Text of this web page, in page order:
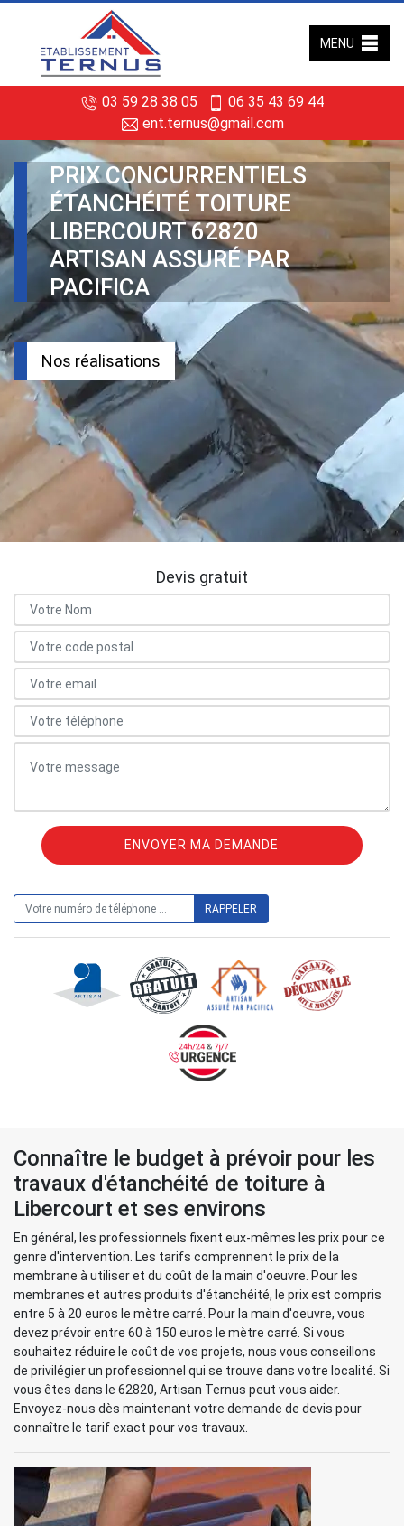
03 59 28 38 05
06 35 43 69 44
ent.ternus@gmail.com
MENU
PRIX CONCURRENTIELS
ÉTANCHÉITÉ TOITURE
LIBERCOURT 62820
ARTISAN ASSURÉ PAR
PACIFICA
Nos réalisations
Devis gratuit
Connaître le budget à prévoir pour les
travaux d'étanchéité de toiture à
Libercourt et ses environs
En général, les professionnels fixent eux-mêmes les prix pour ce
genre d'intervention. Les tarifs comprennent le prix de la
membrane à utiliser et du coût de la main d'oeuvre. Pour les
membranes et autres produits d'étanchéité, le prix est compris
entre 5 à 20 euros le mètre carré. Pour la main d'oeuvre, vous
devez prévoir entre 60 à 150 euros le mètre carré. Si vous
souhaitez réduire le coût de vos projets, nous vous conseillons
de privilégier un professionnel qui se trouve dans votre localité. Si
vous êtes dans le 62820, Artisan Ternus peut vous aider.
Envoyez-nous dès maintenant votre demande de devis pour
connaître le tarif exact pour vos travaux.